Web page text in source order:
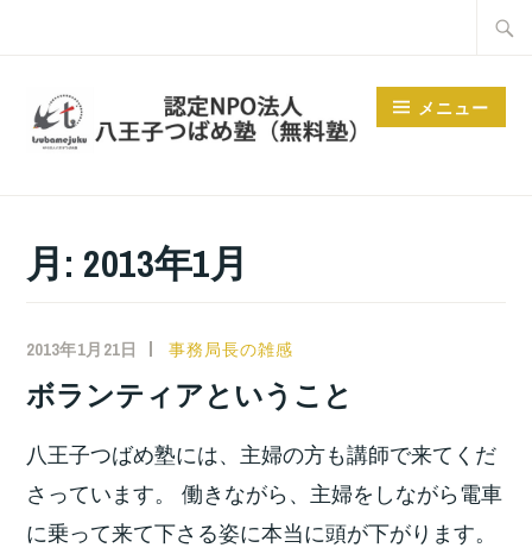
メニュー
月: 2013年1月
2013年1月21日
小
宮
位
之
事務局長の雑感
ボランティアということ
八王子つばめ塾には、主婦の方も講師で来てくだ
さっています。 働きながら、主婦をしながら電車
に乗って来て下さる姿に本当に頭が下がります。